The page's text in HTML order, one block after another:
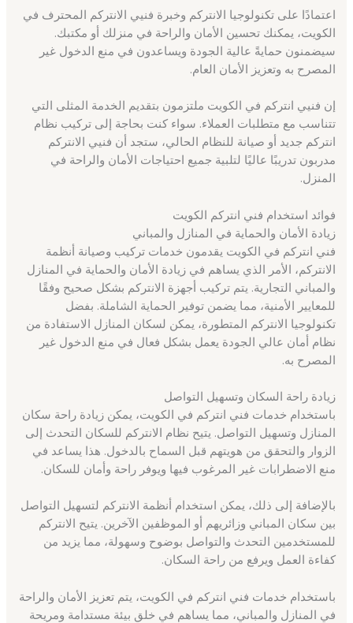
اعتمادًا على تكنولوجيا الانتركم وخبرة فنيي الانتركم المحترف في
الكويت، يمكنك تحسين الأمان والراحة في منزلك أو مكتبك.
سيضمنون حمايةً عالية الجودة ويساعدون في منع الدخول غير
المصرح به وتعزيز الأمان العام.
إن فنيي انتركم في الكويت ملتزمون بتقديم الخدمة المثلى التي
تتناسب مع متطلبات العملاء. سواء كنت بحاجة إلى تركيب نظام
انتركم جديد أو صيانة للنظام الحالي، ستجد أن فنيي الانتركم
مدربون تدريبًا عاليًا لتلبية جميع احتياجات الأمان والراحة في
المنزل.
فوائد استخدام فني انتركم الكويت
زيادة الأمان والحماية في المنازل والمباني
فني انتركم في الكويت يقدمون خدمات تركيب وصيانة أنظمة
الانتركم، الأمر الذي يساهم في زيادة الأمان والحماية في المنازل
والمباني التجارية. يتم تركيب أجهزة الانتركم بشكل صحيح وفقًا
للمعايير الأمنية، مما يضمن توفير الحماية الشاملة. بفضل
تكنولوجيا الانتركم المتطورة، يمكن لسكان المنازل الاستفادة من
نظام أمان عالي الجودة يعمل بشكل فعال في منع الدخول غير
المصرح به.
زيادة راحة السكان وتسهيل التواصل
باستخدام خدمات فني انتركم في الكويت، يمكن زيادة راحة سكان
المنازل وتسهيل التواصل. يتيح نظام الانتركم للسكان التحدث إلى
الزوار والتحقق من هويتهم قبل السماح بالدخول. هذا يساعد في
منع الاضطرابات غير المرغوب فيها ويوفر راحة وأمان للسكان.
بالإضافة إلى ذلك، يمكن استخدام أنظمة الانتركم لتسهيل التواصل
بين سكان المباني وزائريهم أو الموظفين الآخرين. يتيح الانتركم
للمستخدمين التحدث والتواصل بوضوح وسهولة، مما يزيد من
كفاءة العمل ويرفع من راحة السكان.
باستخدام خدمات فني انتركم في الكويت، يتم تعزيز الأمان والراحة
في المنازل والمباني، مما يساهم في خلق بيئة مستدامة ومريحة